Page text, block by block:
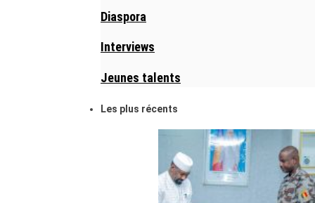
Diaspora
Interviews
Jeunes talents
Les plus récents